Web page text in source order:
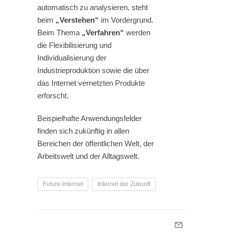
automatisch zu analysieren, steht
beim „Verstehen“ im Vordergrund.
Beim Thema „Verfahren“ werden
die Flexibilisierung und
Individualisierung der
Industrieproduktion sowie die über
das Internet vernetzten Produkte
erforscht.
Beispielhafte Anwendungsfelder
finden sich zukünftig in allen
Bereichen der öffentlichen Welt, der
Arbeitswelt und der Alltagswelt.
Future Internet Internet der Zukunft